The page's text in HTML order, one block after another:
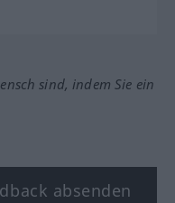
sind, indem Sie ein
absenden